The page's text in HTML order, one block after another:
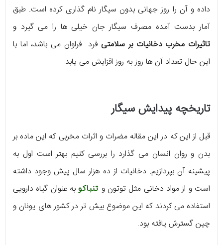
داده و آن را روز جهانی بدون سیگار نام گذاری کرده است. طبق
آمار بدست آمده مصرف سیگار جان خیلی ها را می گیرد و
تاثیرات مخرب دخانیات بر سلامتیفرد فراوان می باشد، اما با
این حال تعداد آن ها روز به روز افزایش می یابد.
تاريخچه پيدايش سيگار
قبل از این که در این مقاله مضرات و اثرات مخربی که این ماده بر
بدن و روان انسان می گذارد را بررسی کنیم بهتر است اول به
پیشینه آن بپردازیم. دخانیات از ده هزار سال پیش وجود داشته
است و از مواد دخانی مثل توتون و تنباکوبه عنوان گیاه دارویی
استفاده می کردند که این موضوع بیش تر در کشور های یونان و
چین گسترش یافته بود.